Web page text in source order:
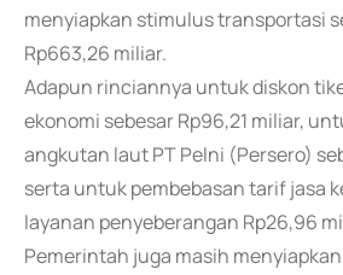
menyiapkan stimulus transportasi
Rp663,26 miliar.
Adapun rinciannya untuk diskon
ekonomi sebesar Rp96,21 miliar,
angkutan laut PT Pelni (Persero)
serta untuk pembebasan tarif jasa
layanan penyeberangan Rp26,96
Pemerintah juga masih